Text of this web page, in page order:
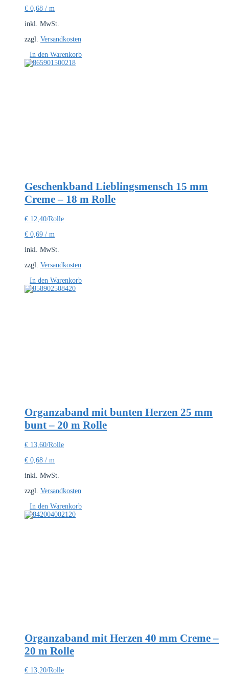
€ 0,68 / m
inkl. MwSt.
zzgl. Versandkosten
In den Warenkorb
Geschenkband Lieblingsmensch 15 mm
Creme – 18 m Rolle
€ 12,40/Rolle
€ 0,69 / m
inkl. MwSt.
zzgl. Versandkosten
In den Warenkorb
Organzaband mit bunten Herzen 25 mm
bunt – 20 m Rolle
€ 13,60/Rolle
€ 0,68 / m
inkl. MwSt.
zzgl. Versandkosten
In den Warenkorb
Organzaband mit Herzen 40 mm Creme –
20 m Rolle
€ 13,20/Rolle